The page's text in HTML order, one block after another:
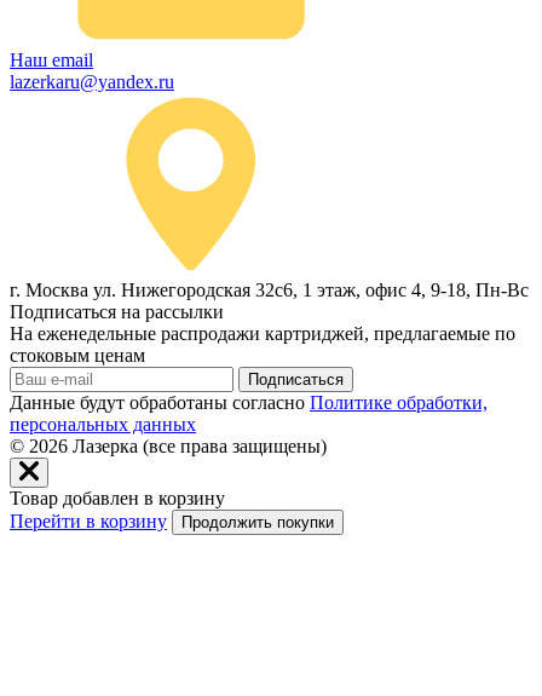
Наш email
lazerkaru@yandex.ru
г. Москва ул. Нижегородская 32с6, 1 этаж, офис 4, 9-18, Пн-Вс
Подписаться на рассылки
На еженедельные распродажи картриджей, предлагаемые по
стоковым ценам
Подписаться
Данные будут обработаны согласно Политике обработки,
персональных данных
© 2026 Лазерка (все права защищены)
Товар добавлен в корзину
Перейти в корзину
Продолжить покупки